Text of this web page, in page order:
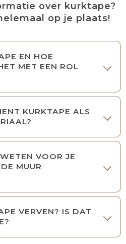
over kurktape?
op je plaats!
EN HOE
MET EEN ROL
KURKTAPE ALS
VOOR JE
MUUR
VERVEN? IS DAT